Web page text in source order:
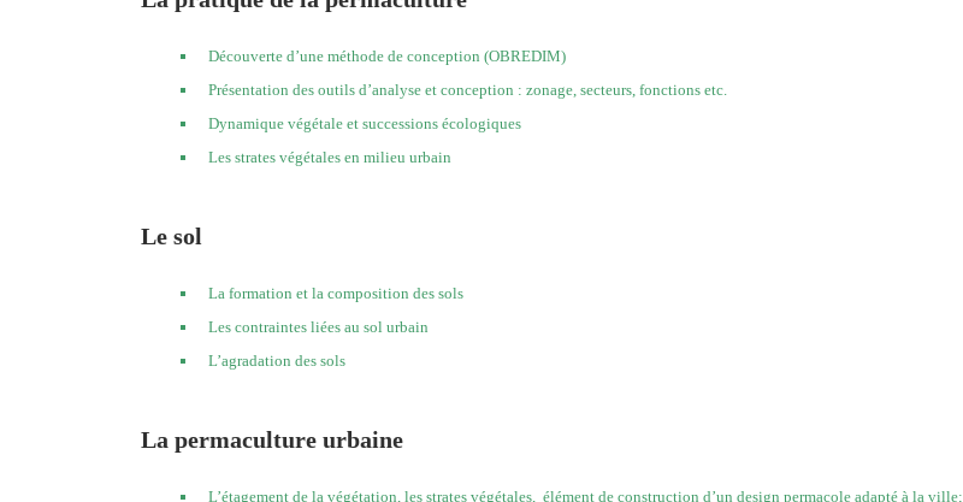
Découverte d’une méthode de conception (OBREDIM)
Présentation des outils d’analyse et conception : zonage, secteurs, fonctions etc.
Dynamique végétale et successions écologiques
Les strates végétales en milieu urbain
Le sol
La formation et la composition des sols
Les contraintes liées au sol urbain
L’agradation des sols
La permaculture urbaine
L’étagement de la végétation, les strates végétales, élément de construction d’un design permacole adapté à la ville;